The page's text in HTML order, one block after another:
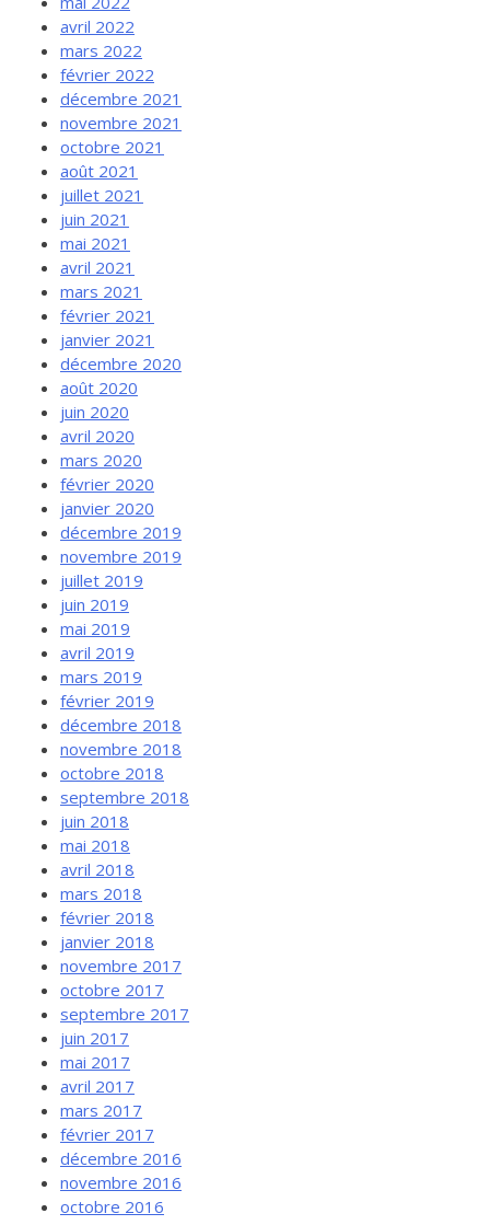
avril 2022
mars 2022
février 2022
décembre 2021
novembre 2021
octobre 2021
août 2021
juillet 2021
juin 2021
mai 2021
avril 2021
mars 2021
février 2021
janvier 2021
décembre 2020
août 2020
juin 2020
avril 2020
mars 2020
février 2020
janvier 2020
décembre 2019
novembre 2019
juillet 2019
juin 2019
mai 2019
avril 2019
mars 2019
février 2019
décembre 2018
novembre 2018
octobre 2018
septembre 2018
juin 2018
mai 2018
avril 2018
mars 2018
février 2018
janvier 2018
novembre 2017
octobre 2017
septembre 2017
juin 2017
mai 2017
avril 2017
mars 2017
février 2017
décembre 2016
novembre 2016
octobre 2016